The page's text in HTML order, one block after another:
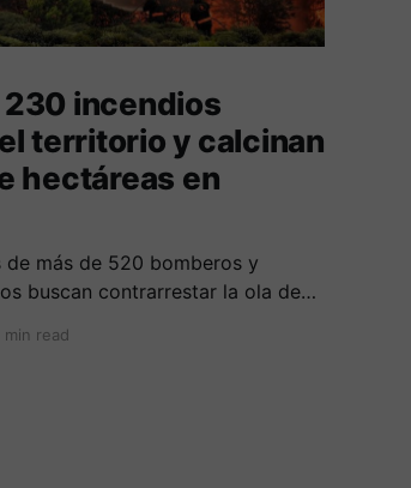
230 incendios
territorio y calcinan
hectáreas en
de más de 520 bomberos y
buscan contrarrestar la ola de
miles de evacuados e
min read